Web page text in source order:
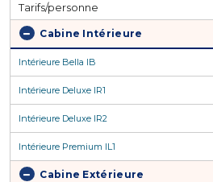
Tarifs/personne
Cabine Intérieure
Intérieure Bella IB
Intérieure Deluxe IR1
Intérieure Deluxe IR2
Intérieure Premium IL1
Cabine Extérieure